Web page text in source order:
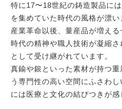
特に17〜18世紀の鋳造製品に
を集めていた時代の風格が漂い
産業革命以後、量産品が増え
時代の精神や職人技術が凝縮
として受け継がれています。
真鍮や銀といった素材が持つ
う専門性の高い空間にふさわ
には医療と文化の結びつきが感